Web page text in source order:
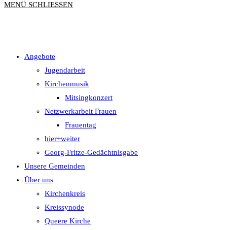
MENÜ SCHLIESSEN
Angebote
Jugendarbeit
Kirchenmusik
Mitsingkonzert
Netzwerkarbeit Frauen
Frauentag
hier+weiter
Georg-Fritze-Gedächtnisgabe
Unsere Gemeinden
Über uns
Kirchenkreis
Kreissynode
Queere Kirche